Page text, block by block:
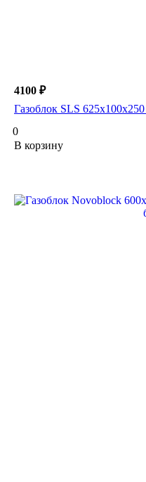
4100 ₽
Газоблок SLS
0
В корзину